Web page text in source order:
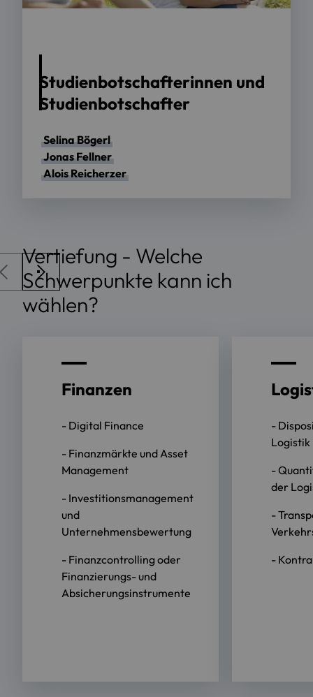
Studienbotschafterinnen und
Studienbotschafter
Selina Bögerl
Jonas Fellner
Alois Reicherzer
Vertiefung - Welche
Schwerpunkte kann ich
wählen?
Finanzen
- Digital Finance
- Finanzmärkte und Asset
Management
- Investitionsmanagement
und
Unternehmensbewertung
- Finanzcontrolling oder
Finanzierungs- und
Absicherungsinstrumente
-
Logistik
-
der
-
-